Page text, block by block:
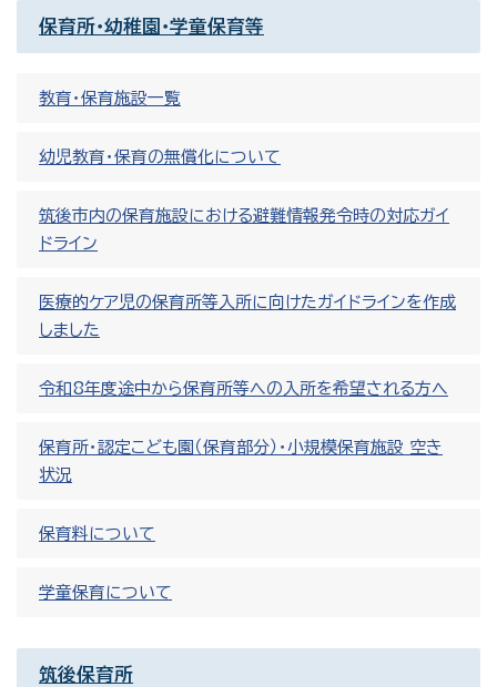
保育所・幼稚園・学童保育等
教育・保育施設一覧
幼児教育・保育の無償化について
筑後市内の保育施設における避難情報発令時の対応ガイ
ドライン
医療的ケア児の保育所等入所に向けたガイドラインを作成
しました
令和8年度途中から保育所等への入所を希望される方へ
保育所・認定こども園（保育部分）・小規模保育施設 空き
状況
保育料について
学童保育について
筑後保育所